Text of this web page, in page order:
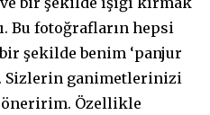
Bu fotoğrafların hepsi
şekilde benim ‘panjur
Sizlerin ganimetlerinizi
öneririm. Özellikle